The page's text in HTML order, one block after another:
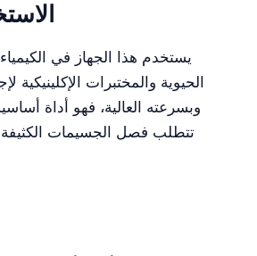
يستخدم هذا الجهاز في الكيمياء
الحيوية والمختبرات
وبسرعته العالية، فهو أداة
تتطلب فصل الجسيمات